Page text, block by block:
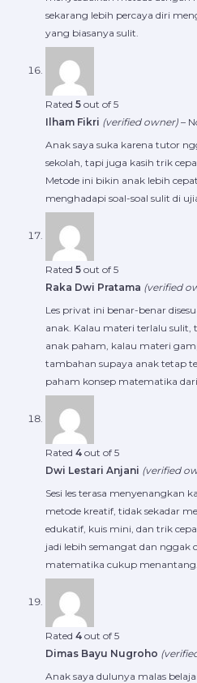
sekarang lebih percaya diri
yang biasanya sulit.
Rated 5 out of 5
Ilham Fikri (verified owner) –
Anak saya suka karena tutor
sekolah, tapi juga kasih trik
Metode ini bikin anak lebih
menghadapi soal-soal sulit di
Rated 5 out of 5
Raka Dwi Pratama (verified
Les privat ini benar-benar
anak. Kalau materi terlalu sulit,
anak paham, kalau materi
tambahan supaya anak tetap
paham konsep matematika
Rated 4 out of 5
Dwi Lestari Anjani (verified
Sesi les terasa menyenangkan
metode kreatif, tidak sekadar
edukatif, kuis mini, dan trik
jadi lebih semangat dan nggak
matematika cukup menantang.
Rated 4 out of 5
Dimas Bayu Nugroho
Anak saya dulunya malas